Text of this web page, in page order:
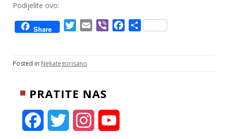
Podijelite ovo:
Share
t
r
S
Posted in Nekategorisano
PRATITE NAS